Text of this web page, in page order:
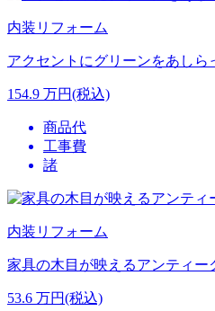
内装リフォーム
アクセントにグリーンをあし
154.9 万円(税込)
商品代
工事費
諸
内装リフォーム
家具の木目が映えるアンティー
53.6 万円(税込)